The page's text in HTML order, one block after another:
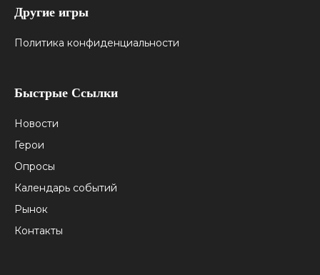
Другие игры
Политика конфиденциальности
Быстрые Ссылки
Новости
Герои
Опросы
Календарь событий
Рынок
Контакты